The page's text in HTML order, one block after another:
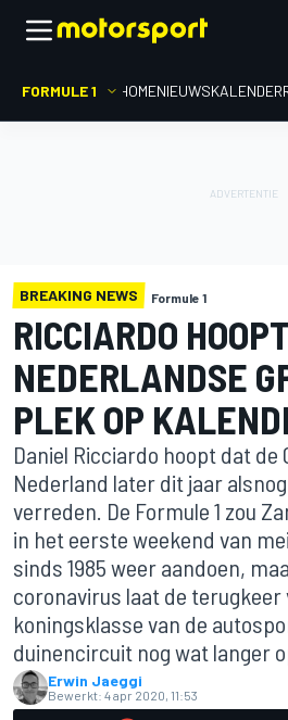
FORMULE 1 HOMENIEUWSKALENDER
BREAKING NEWS Formule 1
RICCIARDO
NEDERLANDSE
PLEK OP
Daniel Ricciardo hoopt dat de
Nederland later dit jaar
verreden. De Formule 1 zou
in het eerste weekend van
sinds 1985 weer aandoen,
coronavirus laat de terugkeer
koningsklasse van de
duinencircuit nog wat langer
Erwin Jaeggi
Bewerkt: 4 apr 2020, 11:53